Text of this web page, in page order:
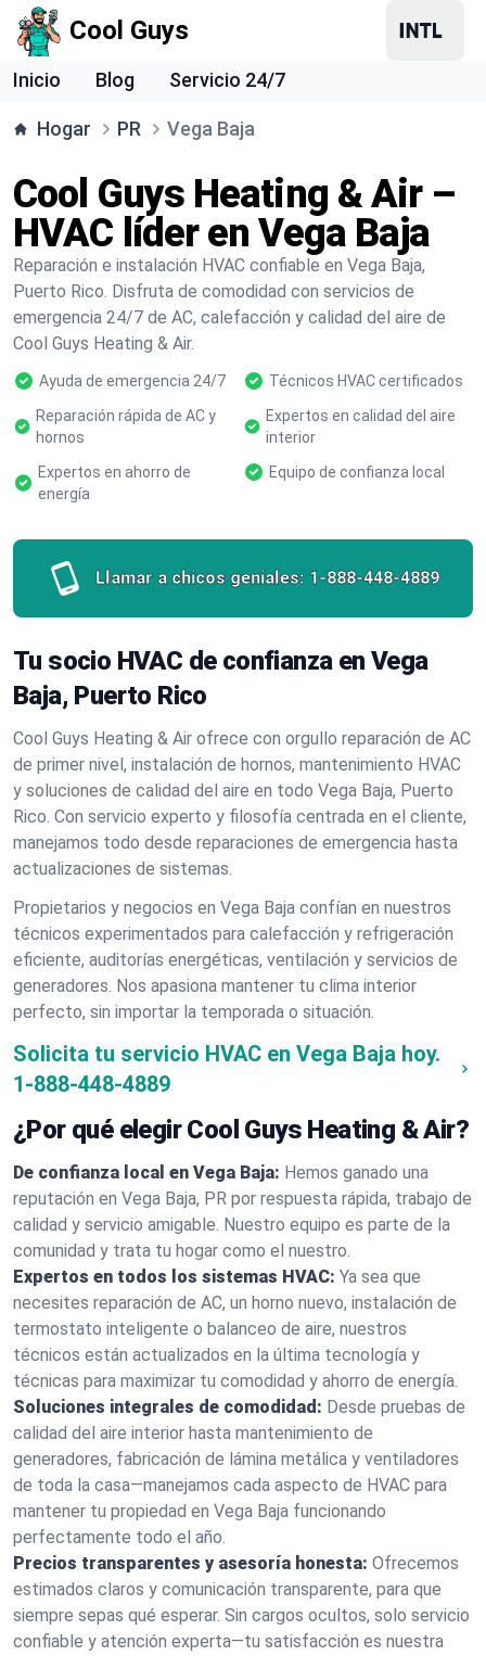
Cool Guys
Inicio Blog Servicio 24/7
Hogar PR Vega Baja
Cool Guys Heating & Air –
HVAC líder en Vega Baja
Reparación e instalación HVAC confiable en Vega Baja,
Puerto Rico. Disfruta de comodidad con servicios de
emergencia 24/7 de AC, calefacción y calidad del aire de
Cool Guys Heating & Air.
Ayuda de emergencia 24/7
Técnicos HVAC certificados
Reparación rápida de AC y
hornos
Expertos en calidad del aire
interior
Expertos en ahorro de
energía
Equipo de confianza local
Llamar a chicos geniales: 1-888-448-4889
Tu socio HVAC de confianza en Vega
Baja, Puerto Rico
Cool Guys Heating & Air ofrece con orgullo reparación de AC
de primer nivel, instalación de hornos, mantenimiento HVAC
y soluciones de calidad del aire en todo Vega Baja, Puerto
Rico. Con servicio experto y filosofía centrada en el cliente,
manejamos todo desde reparaciones de emergencia hasta
actualizaciones de sistemas.
Propietarios y negocios en Vega Baja confían en nuestros
técnicos experimentados para calefacción y refrigeración
eficiente, auditorías energéticas, ventilación y servicios de
generadores. Nos apasiona mantener tu clima interior
perfecto, sin importar la temporada o situación.
Solicita tu servicio HVAC en Vega Baja hoy.
1-888-448-4889
¿Por qué elegir Cool Guys Heating & Air?
De confianza local en Vega Baja: Hemos ganado una
reputación en Vega Baja, PR por respuesta rápida, trabajo de
calidad y servicio amigable. Nuestro equipo es parte de la
comunidad y trata tu hogar como el nuestro.
Expertos en todos los sistemas HVAC: Ya sea que
necesites reparación de AC, un horno nuevo, instalación de
termostato inteligente o balanceo de aire, nuestros
técnicos están actualizados en la última tecnología y
técnicas para maximizar tu comodidad y ahorro de energía.
Soluciones integrales de comodidad: Desde pruebas de
calidad del aire interior hasta mantenimiento de
generadores, fabricación de lámina metálica y ventiladores
de toda la casa—manejamos cada aspecto de HVAC para
mantener tu propiedad en Vega Baja funcionando
perfectamente todo el año.
Precios transparentes y asesoría honesta: Ofrecemos
estimados claros y comunicación transparente, para que
siempre sepas qué esperar. Sin cargos ocultos, solo servicio
confiable y atención experta—tu satisfacción es nuestra